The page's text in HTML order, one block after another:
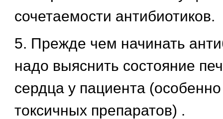
сочетаемости антибиотиков.
5. Прежде чем начинать
надо выяснить состояние
сердца у пациента
токсичных препаратов) .